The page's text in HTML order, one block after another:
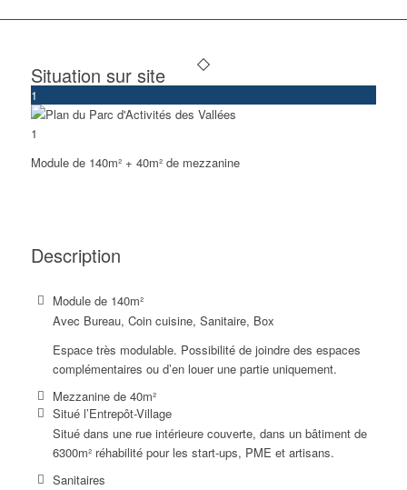
Situation sur site
1
1
Module de 140m² + 40m² de mezzanine
Description
Module de 140m²
Avec Bureau, Coin cuisine, Sanitaire, Box
Espace très modulable. Possibilité de joindre des espaces
complémentaires ou d’en louer une partie uniquement.
Mezzanine de 40m²
Situé l’Entrepôt-Village
Situé dans une rue intérieure couverte, dans un bâtiment de
6300m² réhabilité pour les start-ups, PME et artisans.
Sanitaires